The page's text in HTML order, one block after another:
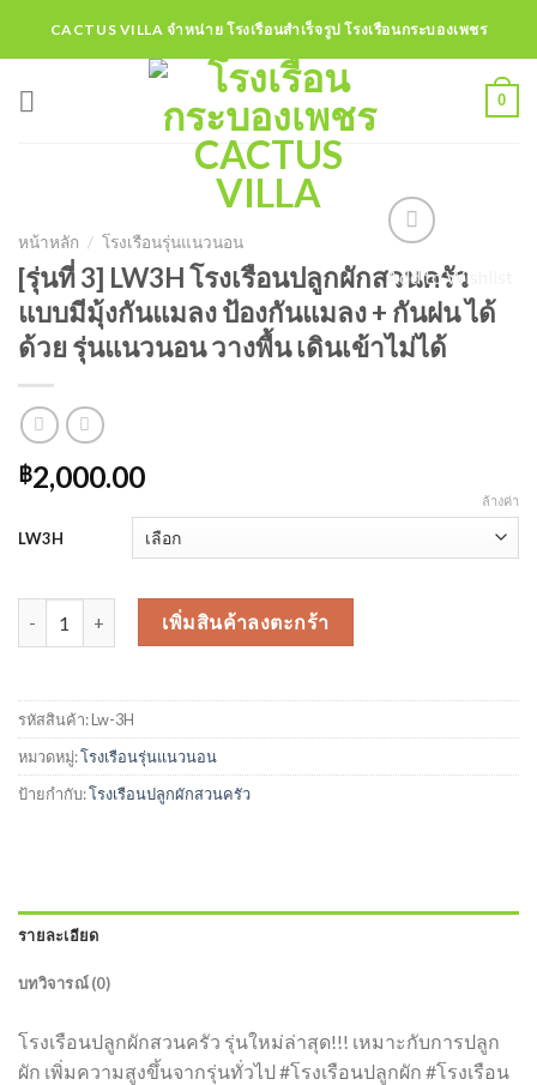
CACTUS VILLA จำหน่าย โรงเรือนสำเร็จรูป โรงเรือนกระบองเพชร
0
Add to Wishlist
หน้าหลัก / โรงเรือนรุ่นแนวนอน
[รุ่นที่ 3] LW3H โรงเรือนปลูกผักสวนครัว
แบบมีมุ้งกันแมลง ป้องกันแมลง + กันฝน ได้
ด้วย รุ่นแนวนอน วางพื้น เดินเข้าไม่ได้
฿2,000.00
LW3H
ล้างค่า
จำนวน [รุ่นที่ 3] LW3H โรงเรือนปลูกผักสวนครัว แบบมีมุ้งกันแมลง ป้
เพิ่มสินค้าลงตะกร้า
รหัสสินค้า:Lw-3H
หมวดหมู่:โรงเรือนรุ่นแนวนอน
ป้ายกำกับ:โรงเรือนปลูกผักสวนครัว
รายละเอียด
บทวิจารณ์ (0)
โรงเรือนปลูกผักสวนครัว รุ่นใหม่ล่าสุด!!! เหมาะกับการปลูก
ผัก เพิ่มความสูงขึ้นจากรุ่นทั่วไป #โรงเรือนปลูกผัก #โรงเรือน